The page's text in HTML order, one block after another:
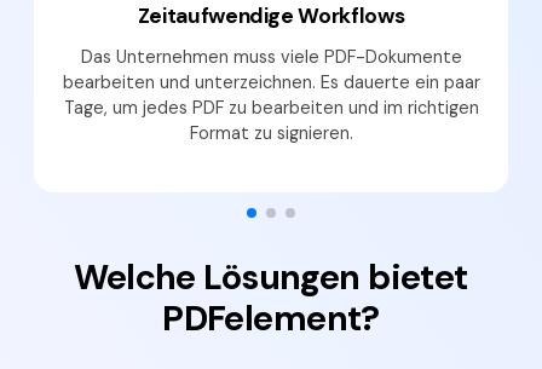
Zeitaufwendige Workflows
Das Unternehmen muss viele PDF-Dokumente
bearbeiten und unterzeichnen. Es dauerte ein paar
Tage, um jedes PDF zu bearbeiten und im richtigen
Format zu signieren.
Welche Lösungen bietet
PDFelement?